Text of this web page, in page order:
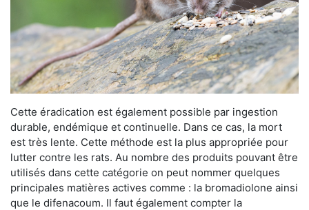
Cette éradication est également possible par ingestion
durable, endémique et continuelle. Dans ce cas, la mort
est très lente. Cette méthode est la plus appropriée pour
lutter contre les rats. Au nombre des produits pouvant être
utilisés dans cette catégorie on peut nommer quelques
principales matières actives comme : la bromadiolone ainsi
que le difenacoum. Il faut également compter la